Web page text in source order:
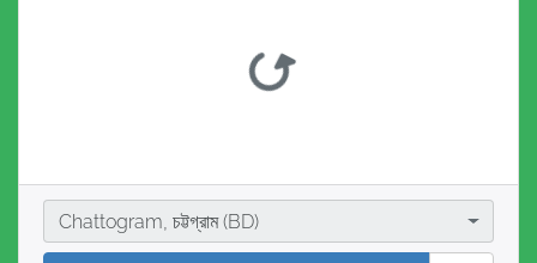
Ciudad
Chattogram, চট্টগ্রাম (BD)